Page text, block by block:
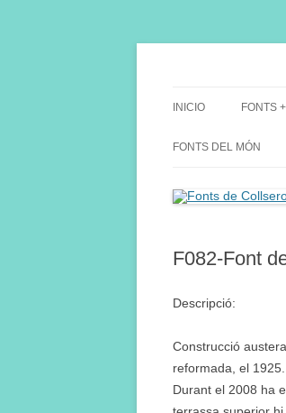
INICIO FONTS
FONTS DEL MÓN
F082-Font
Descripció:
Construcció
reformada, el 1925.
Durant el 2008 ha